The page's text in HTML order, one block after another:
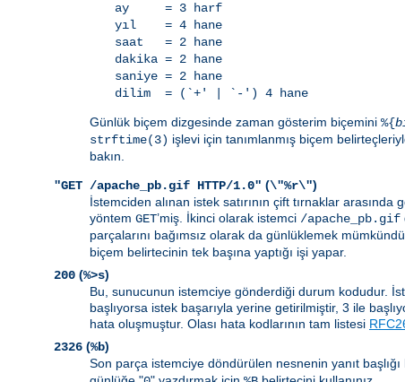
ay = 3 harf
yıl = 4 hane
saat = 2 hane
dakika = 2 hane
saniye = 2 hane
dilim = (`+' | `-') 4 hane
Günlük biçem dizgesinde zaman gösterim biçemini %{
strftime(3) işlevi için tanımlanmış biçem
bakın.
"GET /apache_pb.gif HTTP/1.0" (\"%r\")
İstemciden alınan istek satırının çift tırnaklar
yöntem GET’miş. İkinci olarak istemci /apache_pb.gif
parçalarını bağımsız olarak da günlüklemek
biçem belirtecinin tek başına yaptığı işi yapar.
200 (%>s)
Bu, sunucunun istemciye gönderdiği durum kodudur.
başlıyorsa istek başarıyla yerine getirilmiştir, 3 ile
hata oluşmuştur. Olası hata kodlarının tam listesi
2326 (%b)
Son parça istemciye döndürülen nesnenin yanıt